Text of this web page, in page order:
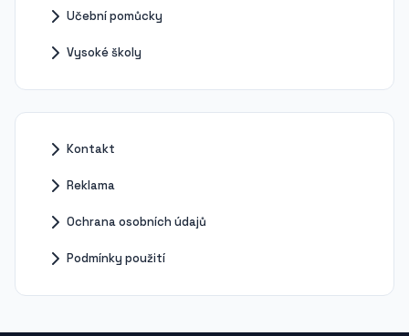
Učební pomůcky
Vysoké školy
Kontakt
Reklama
Ochrana osobních údajů
Podmínky použití